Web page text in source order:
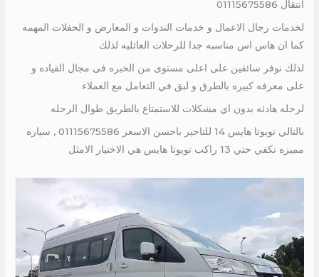
انتقال 01115675586
لخدمات رجال الاعمال و خدمات الندوات و المعارض و الحفلات المهمه
كما ان هاس اس مناسبه جدا للرحلات العائليه لذلك
لذلك نوفر سائقين على اعلى مستوى من الخبره فى مجال القياده و
على معرفه كبيره بالطرق و لبق في التعامل مع العملاء
لرحله هادئه بدون اي مشكلات للاستمتاع بالطريق طوال الرحله
بالتالي تويوتا هايس 14 للتاجير باحسن الاسعر 01115675586 , سياره
مميزه تكفي حتي 13 راكب تويوتا هايس هي الاختيار الامثل